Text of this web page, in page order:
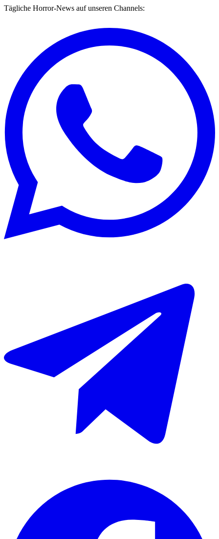
Tägliche Horror-News auf unseren Channels: